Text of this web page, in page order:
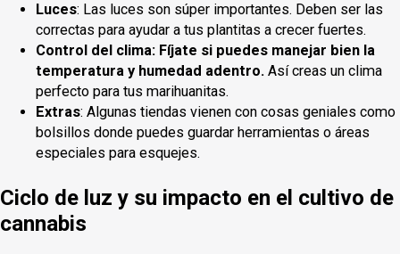
Luces: Las luces son súper importantes. Deben ser las
correctas para ayudar a tus plantitas a crecer fuertes.
Control del clima: Fíjate si puedes manejar bien la
temperatura y humedad adentro. Así creas un clima
perfecto para tus marihuanitas.
Extras: Algunas tiendas vienen con cosas geniales como
bolsillos donde puedes guardar herramientas o áreas
especiales para esquejes.
Ciclo de luz y su impacto en el cultivo de
cannabis